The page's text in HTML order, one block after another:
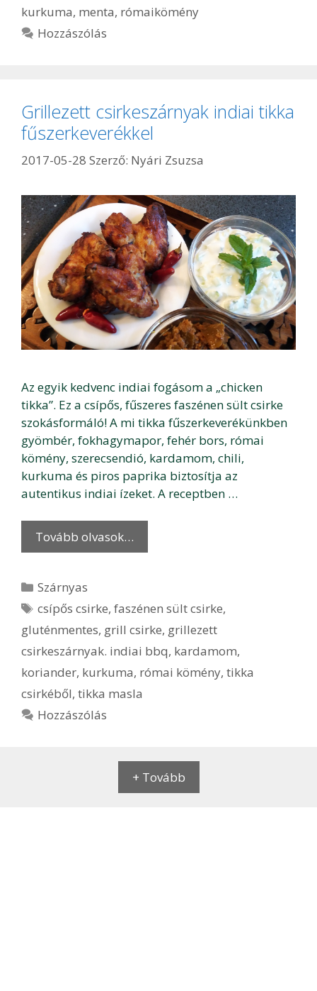
kurkuma, menta, rómaikömény
Hozzászólás
Grillezett csirkeszárnyak indiai tikka
fűszerkeverékkel
2017-05-28 Szerző: Nyári Zsuzsa
Az egyik kedvenc indiai fogásom a „chicken
tikka”. Ez a csípős, fűszeres faszénen sült csirke
szokásformáló! A mi tikka fűszerkeverékünkben
gyömbér, fokhagymapor, fehér bors, római
kömény, szerecsendió, kardamom, chili,
kurkuma és piros paprika biztosítja az
autentikus indiai ízeket. A receptben …
Tovább olvasok…
Kategória
Szárnyas
Címkék
csípős csirke,faszénen sült csirke,
gluténmentes, grill csirke, grillezett
csirkeszárnyak. indiai bbq, kardamom,
koriander, kurkuma, római kömény, tikka
csirkéből, tikka masla
Hozzászólás
+ Tovább